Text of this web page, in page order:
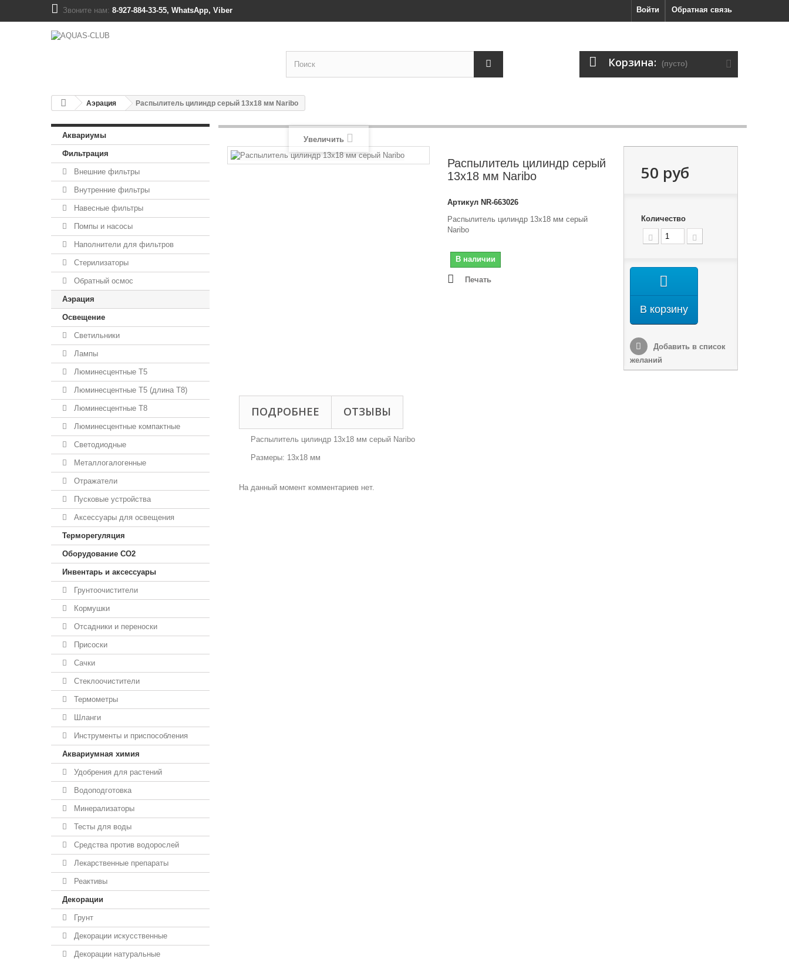
Обратная связь
Звоните нам: 8-927-884-33-55, WhatsApp, Viber Войти
Корзина: (пусто)
Аэрация Распылитель цилиндр серый 13x18 мм Naribo
Аквариумы
Фильтрация
Внешние фильтры
Внутренние фильтры
Навесные фильтры
Помпы и насосы
Наполнители для фильтров
Стерилизаторы
Обратный осмос
Аэрация
Освещение
Светильники
Лампы
Люминесцентные T5
Люминесцентные T5 (длина T8)
Люминесцентные T8
Люминесцентные компактные
Светодиодные
Металлогалогенные
Отражатели
Пусковые устройства
Аксессуары для освещения
Терморегуляция
Оборудование CO2
Инвентарь и аксессуары
Грунтоочистители
Кормушки
Отсадники и переноски
Присоски
Сачки
Стеклоочистители
Термометры
Шланги
Инструменты и приспособления
Аквариумная химия
Удобрения для растений
Водоподготовка
Минерализаторы
Тесты для воды
Средства против водорослей
Лекарственные препараты
Реактивы
Декорации
Грунт
Декорации искусственные
Декорации натуральные
Увеличить
Распылитель цилиндр серый
13x18 мм Naribo
Артикул NR-663026
Распылитель цилиндр 13x18 мм серый
Naribo
В наличии
Печать
50 руб
Количество
В корзину
Добавить в список
желаний
ПОДРОБНЕЕ ОТЗЫВЫ
Распылитель цилиндр 13x18 мм серый Naribo
Размеры: 13x18 мм
На данный момент комментариев нет.